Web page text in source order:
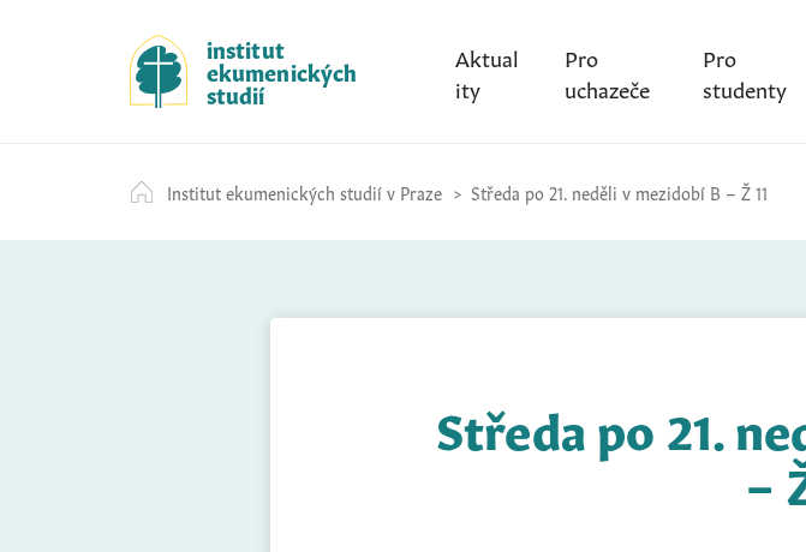
k
i
p
t
c
o
institut
ekumenických
studií
Aktual
ity
Pro
uchazeče
Pro
studenty
Institut ekumenických studií v Praze Středa po 21. neděli v mezidobí B – Ž 11
Středa po 21.
–